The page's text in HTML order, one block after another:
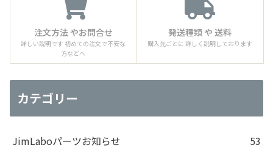
注文方法 やお問合せ
詳しい説明です 初めての注文で不安な
方などへ
発送種類 や 送料
購入先ごとに 詳しく説明しております
カテゴリー
JimLaboパーツお知らせ
53